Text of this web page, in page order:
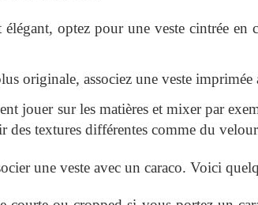
optez pour une veste cintrée en
originale, associez une veste
jouer sur les matières et mixer par
des textures différentes comme du
une veste avec un caraco. Voici